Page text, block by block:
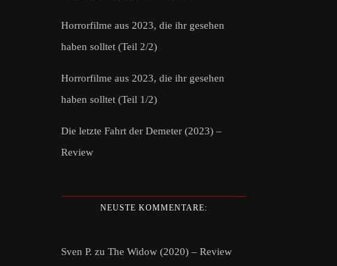
Horrorfilme aus 2023, die ihr gesehen
haben solltet (Teil 2/2)
Horrorfilme aus 2023, die ihr gesehen
haben solltet (Teil 1/2)
Die letzte Fahrt der Demeter (2023) –
Review
NEUSTE KOMMENTARE:
Sven P. zu The Widow (2020) – Review